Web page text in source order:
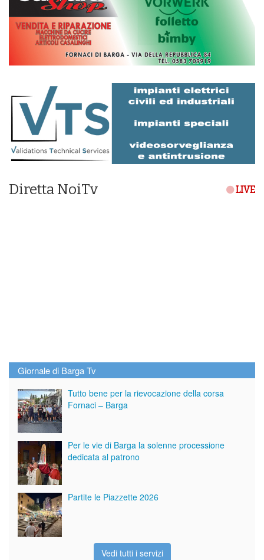
Diretta NoiTv LIVE
Giornale di Barga Tv
Tutto bene per la rievocazione della corsa
Fornaci – Barga
Per le vie di Barga la solenne processione
dedicata al patrono
Partite le Piazzette 2026
Vedi tutti i servizi